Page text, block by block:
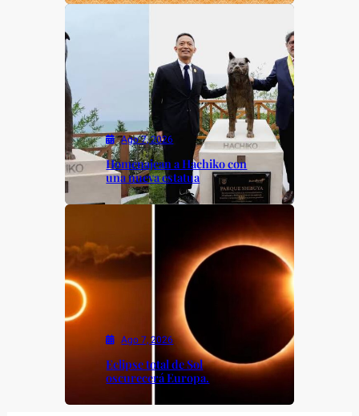
Ago 7, 2026
Homenajean a Hachiko con
una nueva estatua
Ago 7, 2026
Eclipse total de Sol
oscurecerá Europa.